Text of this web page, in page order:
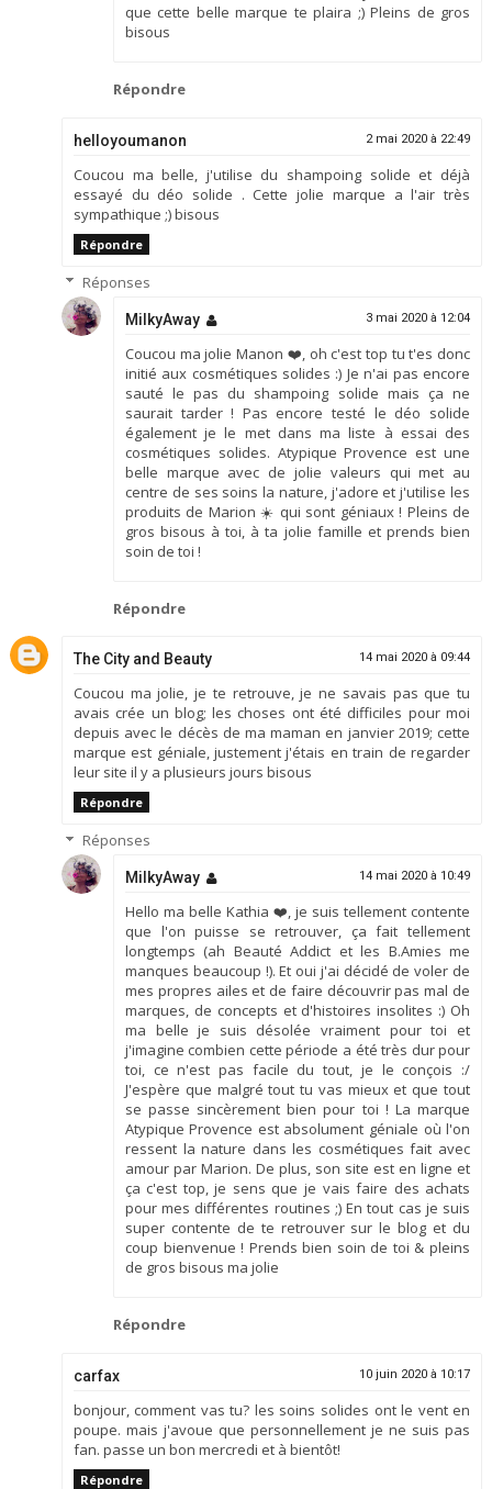
que cette belle marque te plaira ;) Pleins de gros
bisous
Répondre
helloyoumanon 2 mai 2020 à 22:49
Coucou ma belle, j'utilise du shampoing solide et déjà
essayé du déo solide . Cette jolie marque a l'air très
sympathique ;) bisous
Répondre
Réponses
MilkyAway 3 mai 2020 à 12:04
Coucou ma jolie Manon ❤️, oh c'est top tu t'es donc
initié aux cosmétiques solides :) Je n'ai pas encore
sauté le pas du shampoing solide mais ça ne
saurait tarder ! Pas encore testé le déo solide
également je le met dans ma liste à essai des
cosmétiques solides. Atypique Provence est une
belle marque avec de jolie valeurs qui met au
centre de ses soins la nature, j'adore et j'utilise les
produits de Marion ☀️ qui sont géniaux ! Pleins de
gros bisous à toi, à ta jolie famille et prends bien
soin de toi !
Répondre
The City and Beauty 14 mai 2020 à 09:44
Coucou ma jolie, je te retrouve, je ne savais pas que tu
avais crée un blog; les choses ont été difficiles pour moi
depuis avec le décès de ma maman en janvier 2019; cette
marque est géniale, justement j'étais en train de regarder
leur site il y a plusieurs jours bisous
Répondre
Réponses
MilkyAway 14 mai 2020 à 10:49
Hello ma belle Kathia ❤️, je suis tellement contente
que l'on puisse se retrouver, ça fait tellement
longtemps (ah Beauté Addict et les B.Amies me
manques beaucoup !). Et oui j'ai décidé de voler de
mes propres ailes et de faire découvrir pas mal de
marques, de concepts et d'histoires insolites :) Oh
ma belle je suis désolée vraiment pour toi et
j'imagine combien cette période a été très dur pour
toi, ce n'est pas facile du tout, je le conçois :/
J'espère que malgré tout tu vas mieux et que tout
se passe sincèrement bien pour toi ! La marque
Atypique Provence est absolument géniale où l'on
ressent la nature dans les cosmétiques fait avec
amour par Marion. De plus, son site est en ligne et
ça c'est top, je sens que je vais faire des achats
pour mes différentes routines ;) En tout cas je suis
super contente de te retrouver sur le blog et du
coup bienvenue ! Prends bien soin de toi & pleins
de gros bisous ma jolie
Répondre
carfax 10 juin 2020 à 10:17
bonjour, comment vas tu? les soins solides ont le vent en
poupe. mais j'avoue que personnellement je ne suis pas
fan. passe un bon mercredi et à bientôt!
Répondre